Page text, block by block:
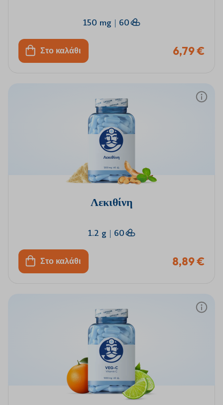
150 mg | 60
Στο καλάθι 6,79 €
Λεκιθίνη
1.2 g | 60
Στο καλάθι 8,89 €